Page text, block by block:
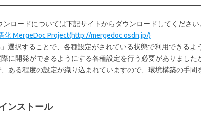
ンロードについては下記サイトからダウンロードしてください
化 MergeDoc Project(http://mergedoc.osdn.jp/)
」選択することで、各種設定がされている状態で利用できるよ
に開発ができるようにする各種設定を行う必要がありました
ある程度の設定が織り込まれていますので、環境構築の手間
ンストール